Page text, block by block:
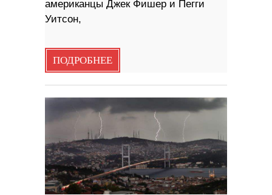
американцы Джек Фишер и Пегги
Уитсон,
ПОДРОБНЕЕ